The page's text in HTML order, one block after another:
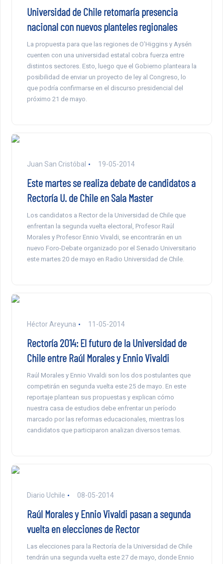
Universidad de Chile retomaría presencia
nacional con nuevos planteles regionales
La propuesta para que las regiones de O’Higgins y Aysén
cuenten con una universidad estatal cobra fuerza entre
distintos sectores. Esto, luego que el Gobierno planteara la
posibilidad de enviar un proyecto de ley al Congreso, lo
que podría confirmarse en el discurso presidencial del
próximo 21 de mayo.
Juan San Cristóbal 19-05-2014
Este martes se realiza debate de candidatos a
Rectoría U. de Chile en Sala Master
Los candidatos a Rector de la Universidad de Chile que
enfrentan la segunda vuelta electoral, Profesor Raúl
Morales y Profesor Ennio Vivaldi, se encontrarán en un
nuevo Foro-Debate organizado por el Senado Universitario
este martes 20 de mayo en Radio Universidad de Chile.
Héctor Areyuna 11-05-2014
Rectoría 2014: El futuro de la Universidad de
Chile entre Raúl Morales y Ennio Vivaldi
Raúl Morales y Ennio Vivaldi son los dos postulantes que
competirán en segunda vuelta este 25 de mayo. En este
reportaje plantean sus propuestas y explican cómo
nuestra casa de estudios debe enfrentar un período
marcado por las reformas educacionales, mientras los
candidatos que participaron analizan diversos temas.
Diario Uchile 08-05-2014
Raúl Morales y Ennio Vivaldi pasan a segunda
vuelta en elecciones de Rector
Las elecciones para la Rectoría de la Universidad de Chile
tendrán una segunda vuelta este 27 de mayo, donde Ennio